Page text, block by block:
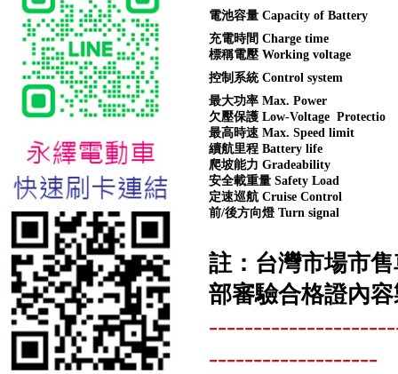
台北新北蘆洲永繹電動車業威
勝16吋電動輔助自行車:TSV19
美樂蒂(Melody)
電池容量 Capacity of Battery
充電時間 Charge time
標稱電壓 Working voltage
控制系統 Control system
最大功率 Max. Power
欠壓保護 Low-Voltage Protectio
最高時速 Max. Speed limit
續航里程 Battery life
爬坡能力 Gradeability
安全載重量 Safety Load
定速巡航 Cruise Control
前/後方向燈 Turn signal
註：台灣市場市
部審驗合格證內
-------------------